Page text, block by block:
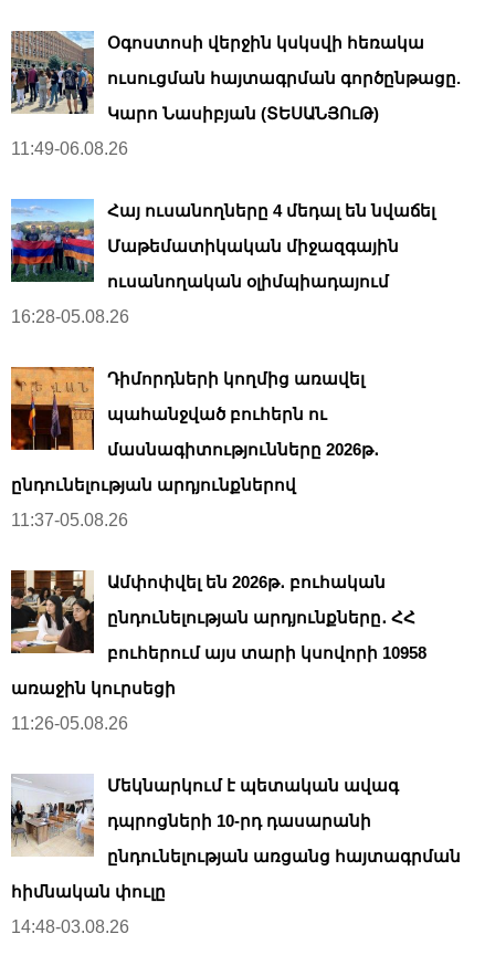
Օգոստոսի վերջին կսկսվի հեռակա
ուսուցման հայտագրման գործընթացը.
Կարո Նասիբյան (ՏԵՍԱՆՅՈւԹ)
11:49-06.08.26
Հայ ուսանողները 4 մեդալ են նվաճել
Մաթեմատիկական միջազգային
ուսանողական օլիմպիադայում
16:28-05.08.26
Դիմորդների կողմից առավել
պահանջված բուհերն ու
մասնագիտությունները 2026թ․
ընդունելության արդյունքներով
11:37-05.08.26
Ամփոփվել են 2026թ․ բուհական
ընդունելության արդյունքները․ ՀՀ
բուհերում այս տարի կսովորի 10958
առաջին կուրսեցի
11:26-05.08.26
Մեկնարկում է պետական ավագ
դպրոցների 10-րդ դասարանի
ընդունելության առցանց հայտագրման
հիմնական փուլը
14:48-03.08.26